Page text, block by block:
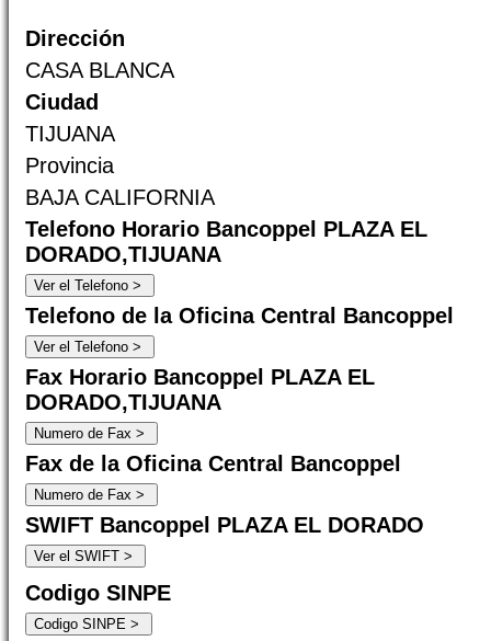
Dirección
CASA BLANCA
Ciudad
TIJUANA
Provincia
BAJA CALIFORNIA
Telefono Horario Bancoppel PLAZA EL
DORADO,TIJUANA
Telefono de la Oficina Central Bancoppel
Fax Horario Bancoppel PLAZA EL
DORADO,TIJUANA
Fax de la Oficina Central Bancoppel
SWIFT Bancoppel PLAZA EL DORADO
Codigo SINPE